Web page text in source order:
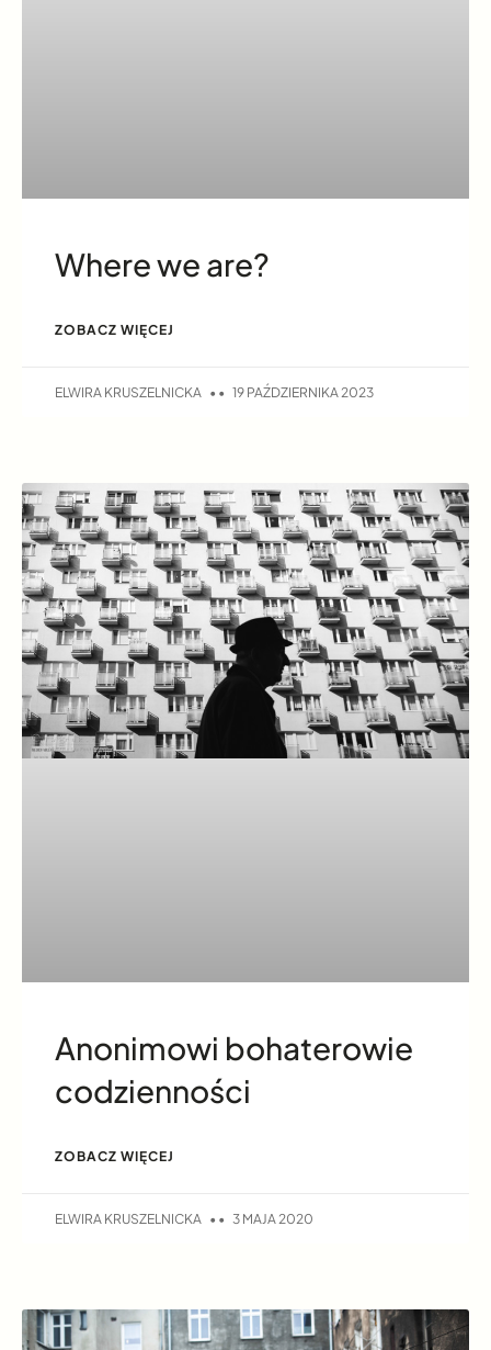
Where we are?
ZOBACZ WIĘCEJ
ELWIRA KRUSZELNICKA 19 PAŹDZIERNIKA 2023
Anonimowi bohaterowie
codzienności
ZOBACZ WIĘCEJ
ELWIRA KRUSZELNICKA 3 MAJA 2020